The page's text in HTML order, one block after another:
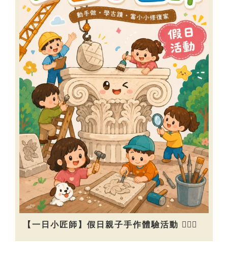
【一日小匠師】假日親子手作體驗活動 👷🏻‍♀️